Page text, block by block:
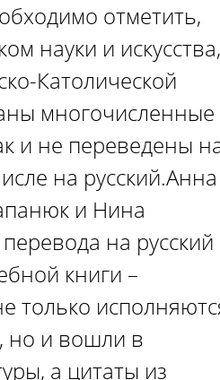
отметить,
науки и искусства,
Католической
многочисленные
и не переведены
на русский.Анна
и Нина
на русский
книги –
только
но и вошли в
а цитаты из